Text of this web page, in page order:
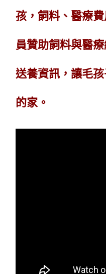
孩，飼料、醫療
員贊助飼料與醫
送養資訊，讓毛
的家。